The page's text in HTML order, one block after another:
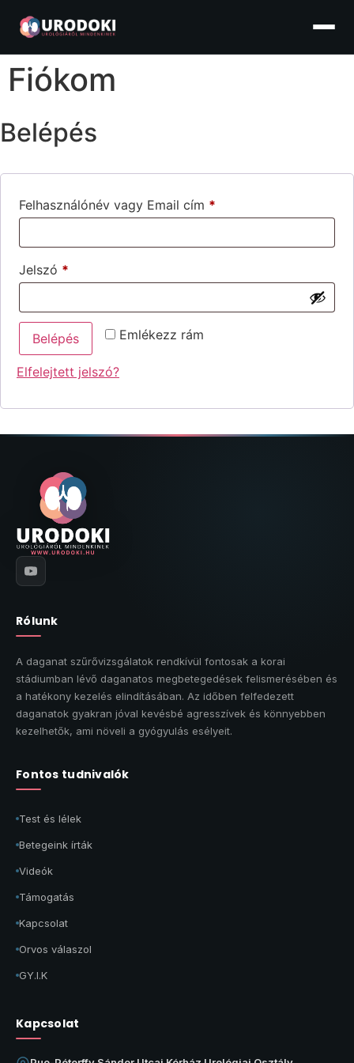
Fiókom
Belépés
Felhasználónév vagy Email cím *
Jelszó *
Emlékezz rám
Belépés
Elfelejtett jelszó?
Rólunk
A daganat szűrővizsgálatok rendkívül fontosak a korai
stádiumban lévő daganatos megbetegedések felismerésében és
a hatékony kezelés elindításában. Az időben felfedezett
daganatok gyakran jóval kevésbé agresszívek és könnyebben
kezelhetők, ami növeli a gyógyulás esélyeit.
Fontos tudnivalók
Test és lélek
Betegeink írták
Videók
Támogatás
Kapcsolat
Orvos válaszol
GY.I.K
Kapcsolat